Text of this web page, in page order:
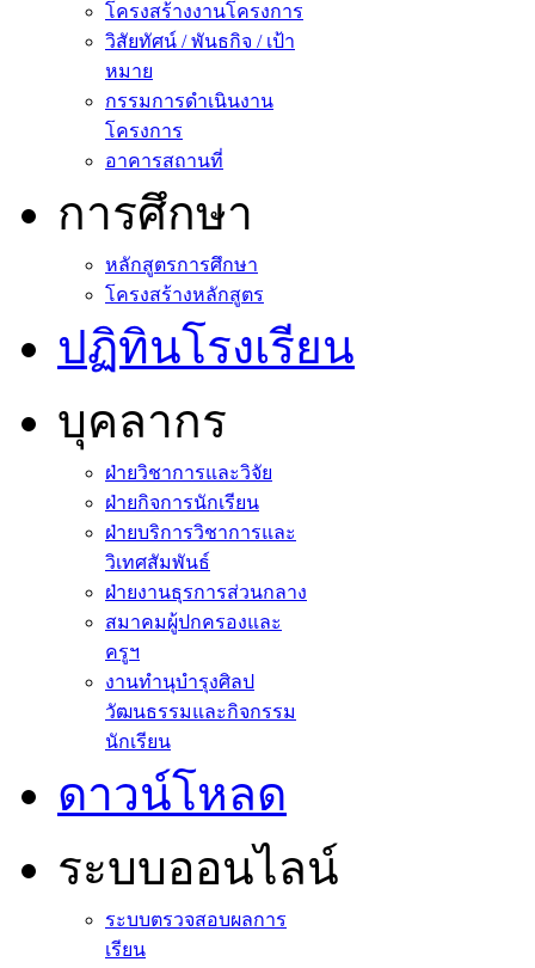
โครงสร้างงานโครงการ
วิสัยทัศน์ / พันธกิจ / เป้า
หมาย
กรรมการดำเนินงาน
โครงการ
อาคารสถานที่
การศึกษา
หลักสูตรการศึกษา
โครงสร้างหลักสูตร
ปฏิทินโรงเรียน
บุคลากร
ฝ่ายวิชาการและวิจัย
ฝ่ายกิจการนักเรียน
ฝ่ายบริการวิชาการและ
วิเทศสัมพันธ์
ฝ่ายงานธุรการส่วนกลาง
สมาคมผู้ปกครองและ
ครูฯ
งานทำนุบำรุงศิลป
วัฒนธรรมและกิจกรรม
นักเรียน
ดาวน์โหลด
ระบบออนไลน์
ระบบตรวจสอบผลการ
เรียน